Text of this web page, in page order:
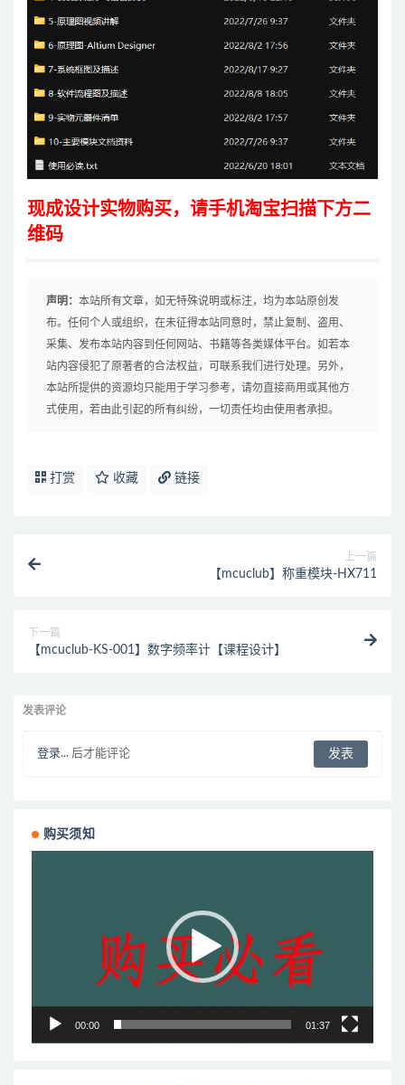
现成设计实物购买，请手机淘宝扫描下方二
维码
声明： 本站所有文章，如无特殊说明或标注，均为本站原创发
布。任何个人或组织，在未征得本站同意时，禁止复制、盗用、
采集、发布本站内容到任何网站、书籍等各类媒体平台。如若本
站内容侵犯了原著者的合法权益，可联系我们进行处理。另外，
本站所提供的资源均只能用于学习参考，请勿直接商用或其他方
式使用，若由此引起的所有纠纷，一切责任均由使用者承担。
打赏 收藏 链接
上一篇
【mcuclub】称重模块-HX711
下一篇
【mcuclub-KS-001】数字频率计【课程设计】
发表评论
登录... 后才能评论
购买须知
00:00 01:37